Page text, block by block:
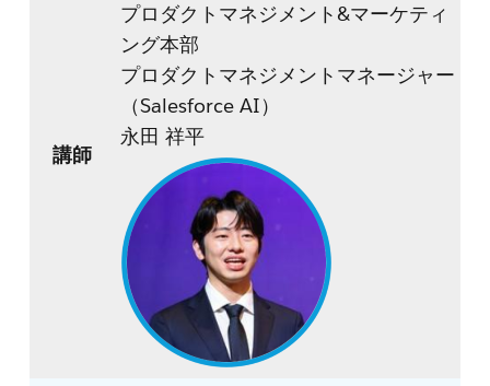
講師
プロダクトマネジメント&マーケティ
ング本部
プロダクトマネジメントマネージャー
（Salesforce AI）
永田 祥平